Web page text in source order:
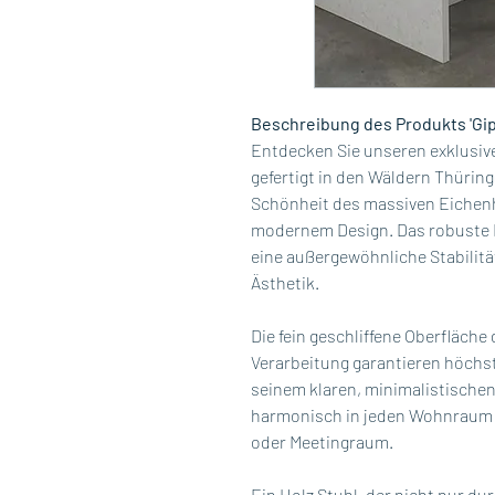
Beschreibung des Produkts
Entdecken Sie unseren
gefertigt in den Wäldern
Schönheit des massiven
modernem Design. Das
eine außergewöhnliche
Ästhetik.
Die fein geschliffene
Verarbeitung garantieren
seinem klaren,
harmonisch in jeden
oder Meetingraum.